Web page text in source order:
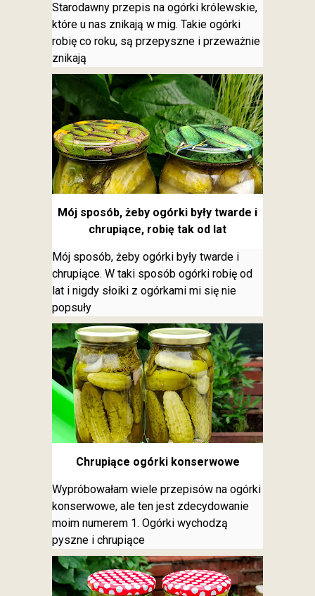
Starodawny przepis na ogórki królewskie,
które u nas znikają w mig. Takie ogórki
robię co roku, są przepyszne i przeważnie
znikają
Mój sposób, żeby ogórki były twarde i
chrupiące, robię tak od lat
Mój sposób, żeby ogórki były twarde i
chrupiące. W taki sposób ogórki robię od
lat i nigdy słoiki z ogórkami mi się nie
popsuły
Chrupiące ogórki konserwowe
Wypróbowałam wiele przepisów na ogórki
konserwowe, ale ten jest zdecydowanie
moim numerem 1. Ogórki wychodzą
pyszne i chrupiące